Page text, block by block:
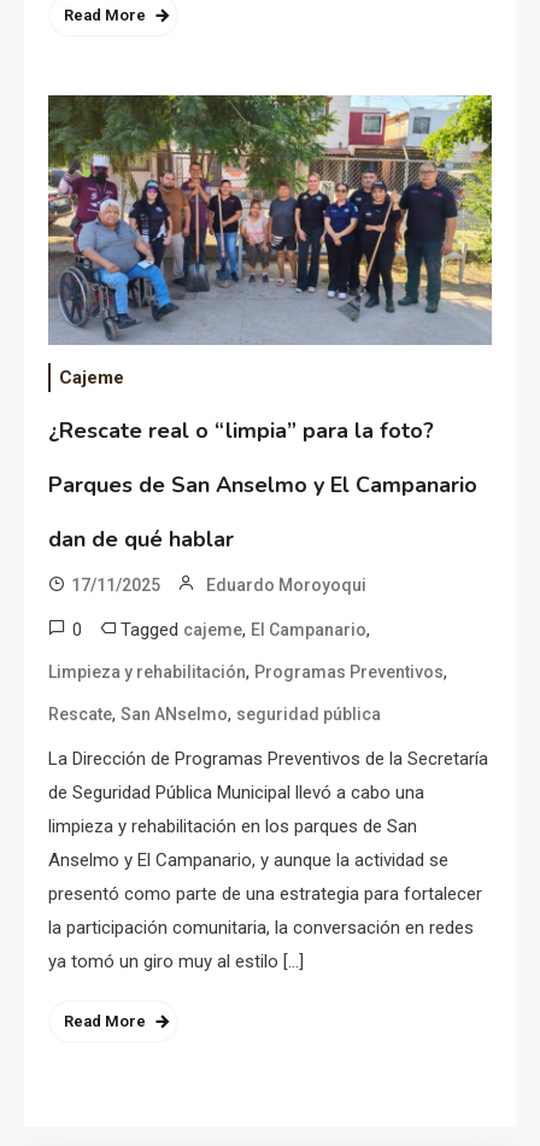
Read More
Cajeme
¿Rescate real o “limpia” para la foto?
Parques de San Anselmo y El Campanario
dan de qué hablar
17/11/2025 Eduardo Moroyoqui
0 Tagged cajeme, El Campanario,
Limpieza y rehabilitación, Programas Preventivos,
Rescate, San ANselmo, seguridad pública
La Dirección de Programas Preventivos de la Secretaría
de Seguridad Pública Municipal llevó a cabo una
limpieza y rehabilitación en los parques de San
Anselmo y El Campanario, y aunque la actividad se
presentó como parte de una estrategia para fortalecer
la participación comunitaria, la conversación en redes
ya tomó un giro muy al estilo […]
Read More